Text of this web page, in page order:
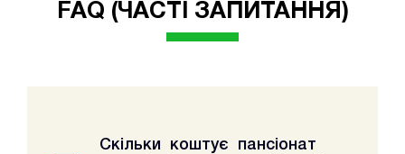
FAQ (ЧАСТІ ЗАПИТАННЯ)
Скільки коштує пансіонат